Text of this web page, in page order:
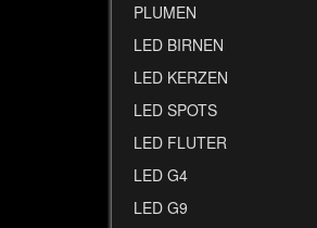
PLUMEN
LED BIRNEN
LED KERZEN
LED SPOTS
LED FLUTER
LED G4
LED G9